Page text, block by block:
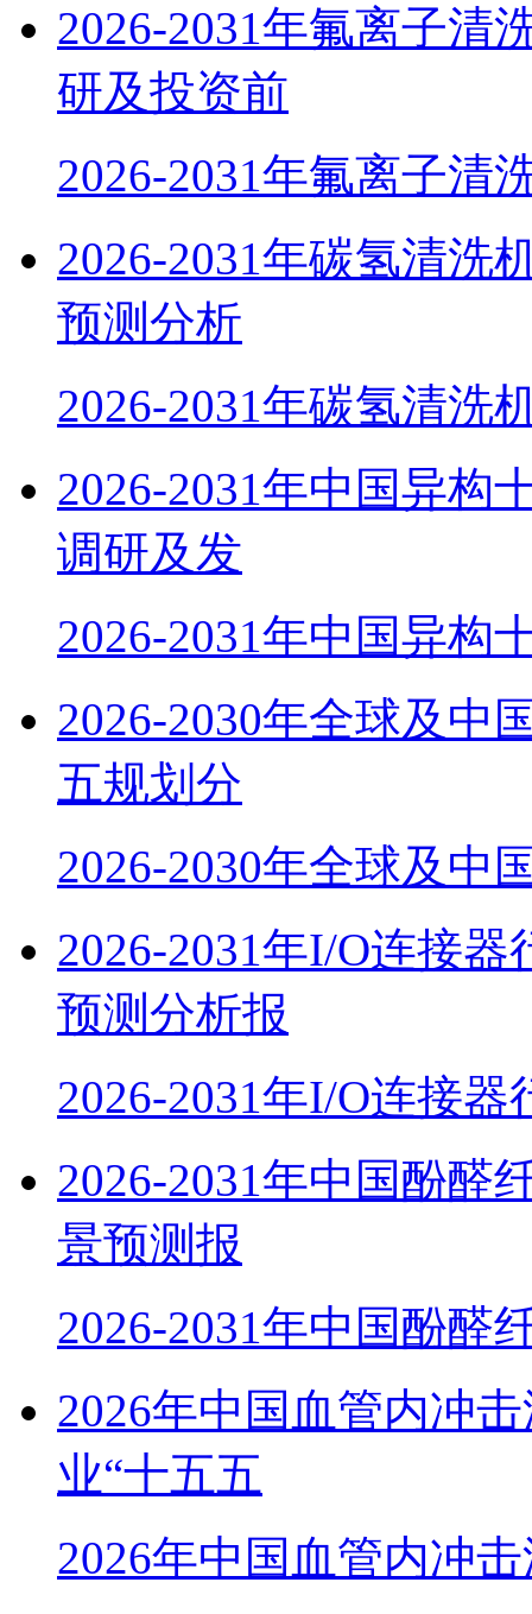
2026-2031年氟离子清
研及投资前
2026-2031年氟离子清
2026-2031年碳氢清洗
预测分析
2026-2031年碳氢清洗
2026-2031年中国异构
调研及发
2026-2031年中国异构
2026-2030年全球及中
五规划分
2026-2030年全球及中
2026-2031年I/O连接
预测分析报
2026-2031年I/O连接器
2026-2031年中国酚醛
景预测报
2026-2031年中国酚醛
2026年中国血管内冲
业“十五五
2026年中国血管内冲